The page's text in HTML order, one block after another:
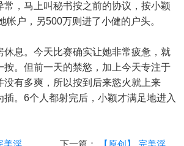
常，马上叫秘书按之前的协议，按小颖
帐户，另500万则进了小健的户头。
休息。今天比赛确实让她非常疲惫，就
按。但前一天的禁慾，加上今天专注于
没有多爽，所以按到后来慾火就上来
插。6个人都射完后，小颖才满足地进入
(三八)考量 下一篇： 【原创】 完美淫女养成 (三一)转型